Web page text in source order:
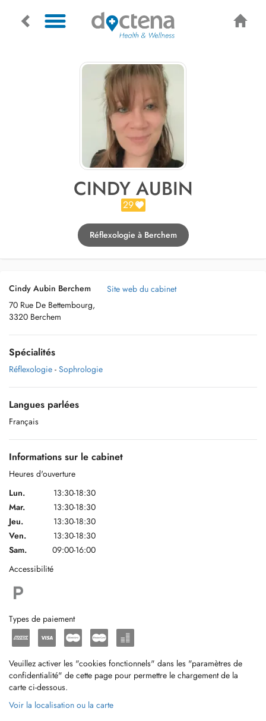
CINDY AUBIN
29
Réflexologie à Berchem
Cindy Aubin Berchem
70 Rue De Bettembourg,
3320 Berchem
Site web du cabinet
Spécialités
Réflexologie - Sophrologie
Langues parlées
Français
Informations sur le cabinet
Heures d'ouverture
Lun.
13:30-18:30
Mar.
13:30-18:30
Jeu.
13:30-18:30
Ven.
13:30-18:30
Sam.
09:00-16:00
Accessibilité
Types de paiement
Veuillez activer les "cookies fonctionnels" dans les "paramètres de
confidentialité" de cette page pour permettre le chargement de la
carte ci-dessous.
Voir la localisation ou la carte